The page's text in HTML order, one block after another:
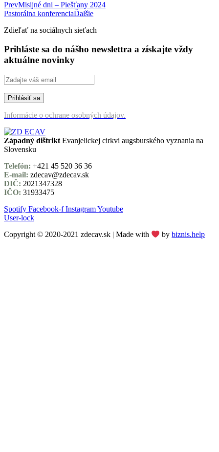
PrevMisijné dni – Piešťany 2024
Pastorálna konferenciaĎalšie
Zdieľať na sociálnych sieťach
Prihláste sa do nášho newslettra a získajte vždy
aktuálne novinky
Informácie o ochrane osobných údajov.
Západný dištrikt Evanjelickej cirkvi augsburského vyznania na
Slovensku
Telefón: +421 45 520 36 36
E-mail: zdecav@zdecav.sk
DIČ: 2021347328
IČO: 31933475
Spotify Facebook-f InstagramYoutube
User-lock
Copyright © 2020-2021 zdecav.sk | Made with bybiznis.help